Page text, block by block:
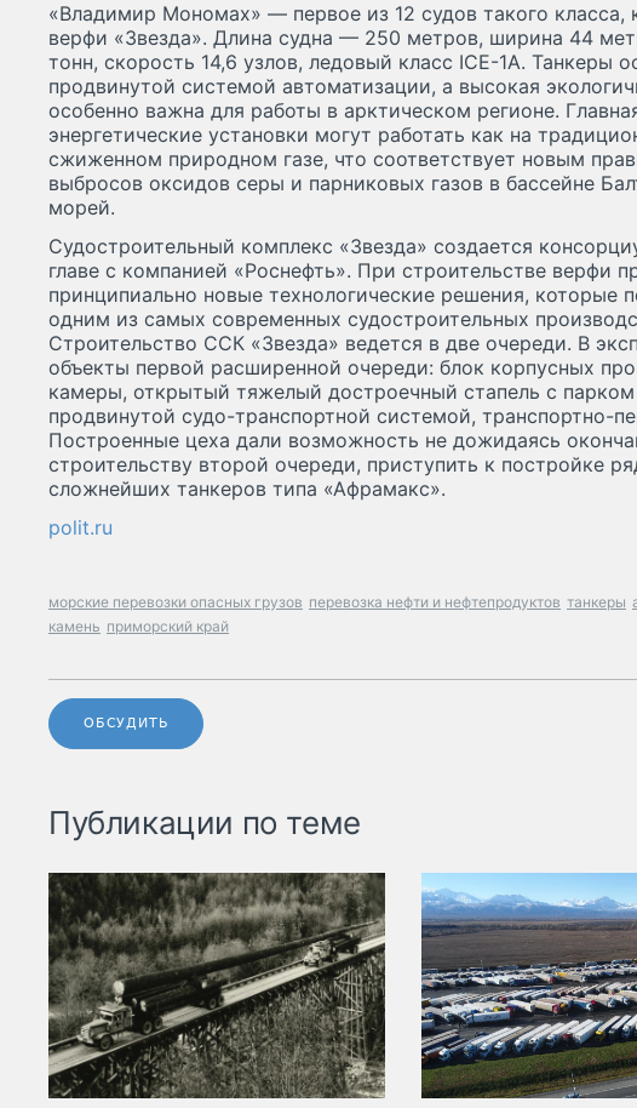
«Владимир Мономах» — первое из 12 судов такого класса,
верфи «Звезда». Длина судна — 250 метров, ширина 44
тонн, скорость 14,6 узлов, ледовый класс ICE-1А. Танкеры
продвинутой системой автоматизации, а высокая
особенно важна для работы в арктическом регионе.
энергетические установки могут работать как на
сжиженном природном газе, что соответствует новым
выбросов оксидов серы и парниковых газов в бассейне
морей.
Судостроительный комплекс «Звезда» создается
главе с компанией «Роснефть». При строительстве верфи
принципиально новые технологические решения, которые
одним из самых современных судостроительных
Строительство ССК «Звезда» ведется в две очереди. В
объекты первой расширенной очереди: блок корпусных
камеры, открытый тяжелый достроечный стапель с
продвинутой судо-транспортной системой, транспортно-
Построенные цеха дали возможность не дожидаясь
строительству второй очереди, приступить к постройке
сложнейших танкеров типа «Афрамакс».
polit.ru
морские перевозки опасных грузов перевозка нефти и нефтепродуктов танкеры
камень приморский край
ОБСУДИТЬ
Публикации по теме